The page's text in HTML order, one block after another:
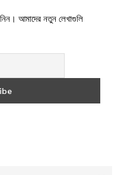
আমাদের নতুন লেখাগুলি